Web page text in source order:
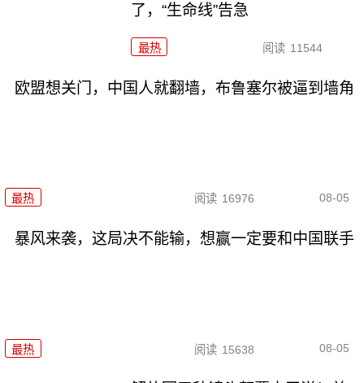
了，“生命线”告急
最热 阅读 11544
欧盟想关门，中国人就翻墙，布鲁塞尔被逼到墙角
最热 阅读 16976 08-05
暴风来袭，这局决不能输，想赢一定要和中国联手
最热 阅读 15638 08-05